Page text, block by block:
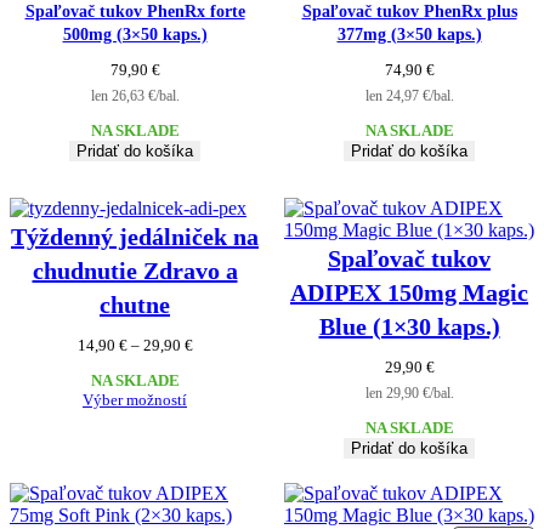
Spaľovač tukov PhenRx forte
500mg (3×50 kaps.)
79,90 €
len 26,63 €/bal.
NA SKLADE
Pridať do košíka
Spaľovač tukov PhenRx plus
377mg (3×50 kaps.)
74,90 €
len 24,97 €/bal.
NA SKLADE
Pridať do košíka
Týždenný jedálniček na
chudnutie Zdravo a
chutne
14,90 € – 29,90 €Price
NA SKLADE
Výber možností
Spaľovač tukov
ADIPEX 150mg Magic
Blue (1×30 kaps.)
29,90 €
len 29,90 €/bal.
NA SKLADE
Pridať do košíka